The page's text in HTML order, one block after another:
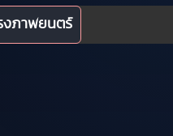
งภาพยนตร์